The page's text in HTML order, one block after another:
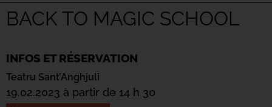
BACK TO MAGIC SCHOOL
INFOS ET RÉSERVATION
Teatru Sant’Anghjuli
19.02.2023 à partir de 14 h 30